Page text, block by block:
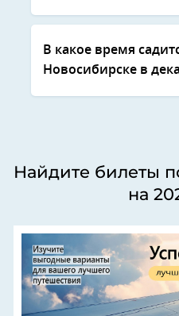
В какое время
Новосибирске в
Найдите билеты
на